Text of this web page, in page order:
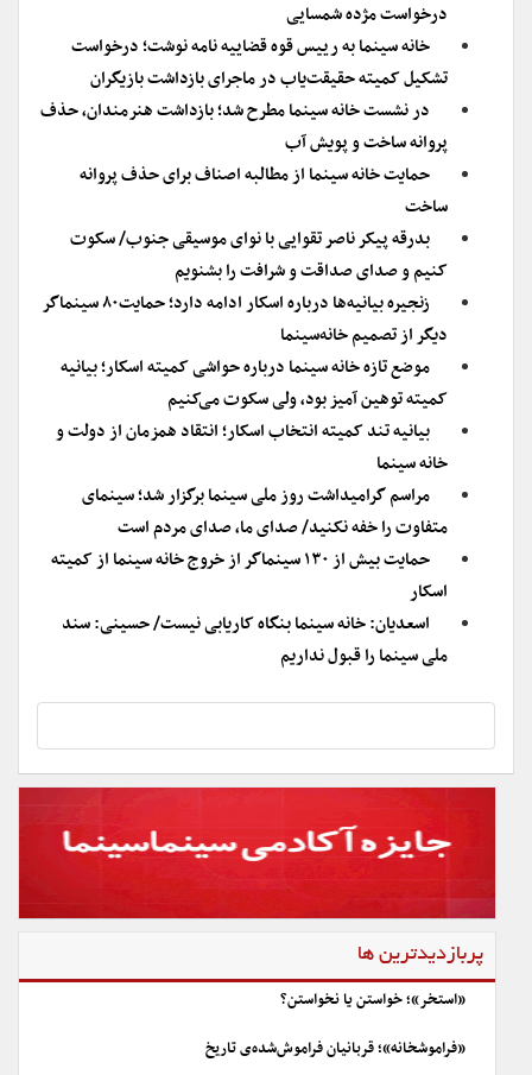
درخواست مژده شمسایی
خانه سینما به رییس قوه قضاییه نامه نوشت؛ درخواست
تشکیل کمیته حقیقت‌یاب در ماجرای بازداشت بازیگران
در نشست خانه سینما مطرح شد؛ بازداشت هنرمندان، حذف
پروانه ساخت و پویش آب
حمایت خانه سینما از مطالبه اصناف برای حذف پروانه
ساخت
بدرقه پیکر ناصر تقوایی با نوای موسیقی جنوب/ سکوت
کنیم و صدای صداقت و شرافت را بشنویم
زنجیره بیانیه‌ها درباره اسکار ادامه دارد؛ حمایت۸۰ سینماگر
دیگر از تصمیم خانه‌سینما
موضع تازه خانه سینما درباره حواشی کمیته اسکار؛ بیانیه‌
کمیته توهین آمیز بود، ولی سکوت می‌کنیم
بیانیه تند کمیته انتخاب اسکار؛ انتقاد همزمان از دولت و
خانه سینما
مراسم گرامیداشت روز ملی سینما برگزار شد؛ سینمای
متفاوت را خفه نکنید/ صدای ما، صدای مردم است
حمایت بیش از ۱۳۰ سینماگر از خروج خانه سینما از کمیته
اسکار
اسعدیان: خانه سینما بنگاه کاریابی نیست/ حسینی: سند
ملی سینما را قبول نداریم
پربازدیدترین ها
«استخر»؛ خواستن یا نخواستن؟
«فراموشخانه»؛ قربانیان فراموش‌شده‌ی تاریخ